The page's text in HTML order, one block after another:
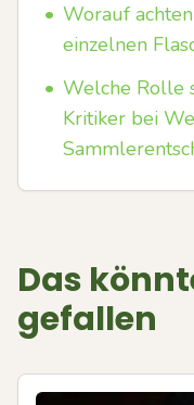
• Worauf
einzelnen
• Welche Rolle
Kritiker bei
Das
gefallen